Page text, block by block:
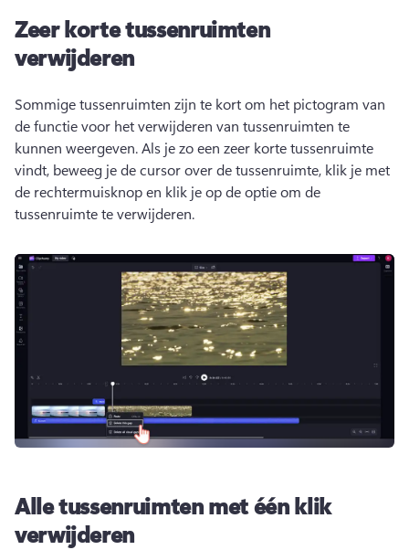
Zeer korte tussenruimten
verwijderen
Sommige tussenruimten zijn te kort om het pictogram van
de functie voor het verwijderen van tussenruimten te
kunnen weergeven. Als je zo een zeer korte tussenruimte
vindt, beweeg je de cursor over de tussenruimte, klik je met
de rechtermuisknop en klik je op de optie om de
tussenruimte te verwijderen.
Alle tussenruimten met één klik
verwijderen